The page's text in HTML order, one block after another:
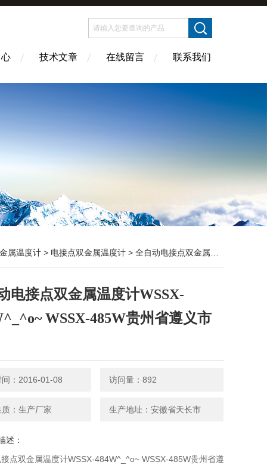
技术文章 在线留言 联系我们
属温度计 > 电接点双金属温度计 > 全自动电接点双金属温度计WSSX-484W^_^o~ WSSX-485W贵州省遵义市价格
电接点双金属温度计WSSX-
WSSX-485W贵州省遵义市
间：2016-01-08 访问量：892
质：生产厂家 生产地址：安徽省天长市
述：
点双金属温度计WSSX-484W^_^o~ WSSX-485W贵州省遵